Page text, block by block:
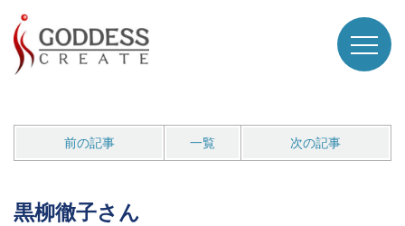
前の記事 一覧 次の記事
黒柳徹子さん